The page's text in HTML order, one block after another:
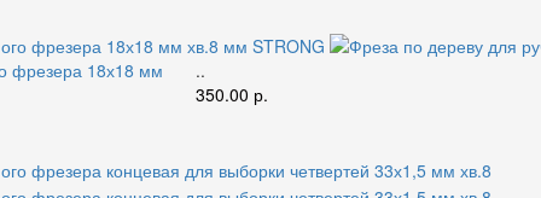
фрезера 18х18 мм
..
350.00 р.